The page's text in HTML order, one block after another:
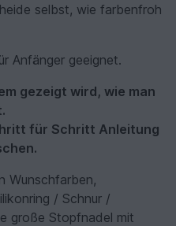
selbst, wie farbenfroh
Anfänger geeignet.
gezeigt wird, wie man
für Schritt Anleitung
Wunschfarben,
/ Schnur /
große Stopfnadel mit